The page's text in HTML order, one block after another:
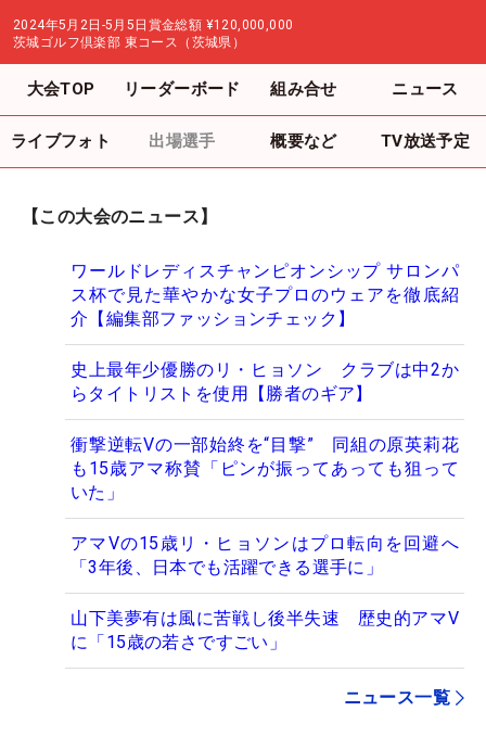
2024年5月2日-5月5日 賞金総額 ¥120,000,000
茨城ゴルフ倶楽部 東コース（茨城県）
大会TOP リーダーボード 組み合せ ニュース
ライブフォト 出場選手 概要など TV放送予定
【この大会のニュース】
ワールドレディスチャンピオンシップ サロンパ
ス杯で見た華やかな女子プロのウェアを徹底紹
介【編集部ファッションチェック】
史上最年少優勝のリ・ヒョソン クラブは中2か
らタイトリストを使用【勝者のギア】
衝撃逆転Vの一部始終を“目撃” 同組の原英莉花
も15歳アマ称賛「ピンが振ってあっても狙って
いた」
アマVの15歳リ・ヒョソンはプロ転向を回避へ
「3年後、日本でも活躍できる選手に」
山下美夢有は風に苦戦し後半失速 歴史的アマV
に「15歳の若さですごい」
ニュース一覧